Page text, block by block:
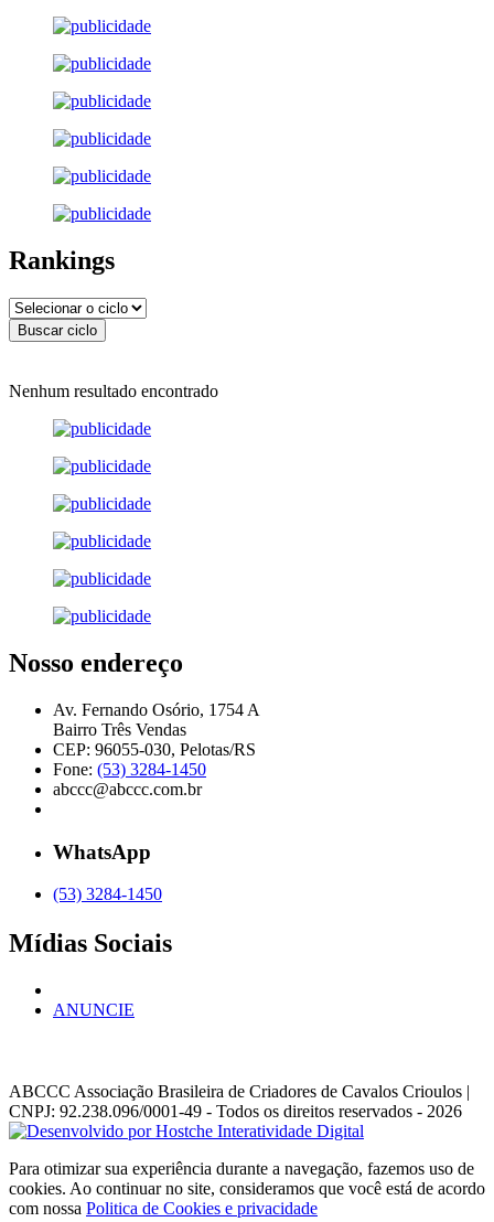
Rankings
Nenhum resultado encontrado
Nosso endereço
Av. Fernando Osório, 1754 A
Bairro Três Vendas
CEP: 96055-030, Pelotas/RS
Fone: (53) 3284-1450
abccc@abccc.com.br
WhatsApp
(53) 3284-1450
Mídias Sociais
ANUNCIE
ABCCC Associação Brasileira de Criadores de Cavalos Crioulos |
CNPJ: 92.238.096/0001-49 - Todos os direitos reservados - 2026
Para otimizar sua experiência durante a navegação, fazemos uso de
cookies. Ao continuar no site, consideramos que você está de acordo
com nossa Politica de Cookies e privacidade